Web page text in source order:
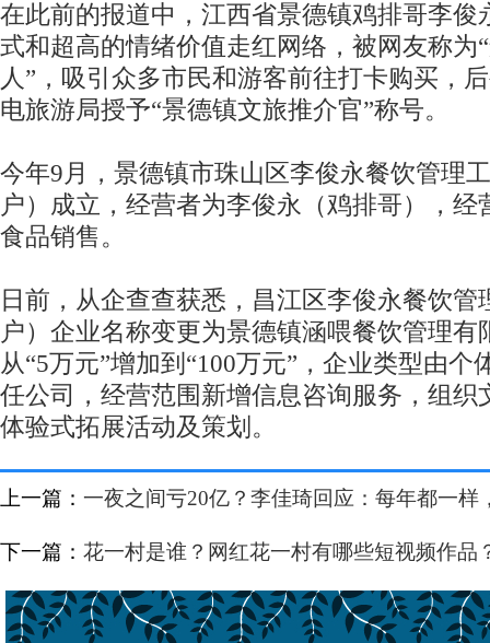
在此前的报道中，江西省景德镇鸡排哥李俊
式和超高的情绪价值走红网络，被网友称为
人”，吸引众多市民和游客前往打卡购买，
电旅游局授予“景德镇文旅推介官”称号。
今年9月，景德镇市珠山区李俊永餐饮管理
户）成立，经营者为李俊永（鸡排哥），经
食品销售。
日前，从企查查获悉，昌江区李俊永餐饮管
户）企业名称变更为景德镇涵喂餐饮管理有
从“5万元”增加到“100万元”，企业类型由个
任公司，经营范围新增信息咨询服务，组织
体验式拓展活动及策划。
上一篇： 一夜之间亏20亿？李佳琦回应：每年都一样
下一篇： 花一村是谁？网红花一村有哪些短视频作品